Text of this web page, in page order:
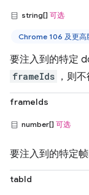
string[] 可选
Chrome 106 及更高
要注入到的特定
frameIds ，则
frameIds
number[] 可选
要注入到的特定
tabId